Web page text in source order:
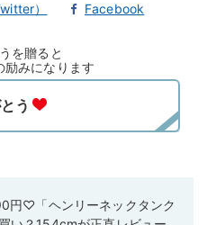
） Facebook
を贈ると
励みになります
円♡「ヘンリーネックタンク